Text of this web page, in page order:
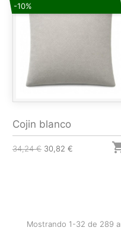
-10%
Cojin blanco
34,24 € 30,82 €
Mostrando 1-32 de 289